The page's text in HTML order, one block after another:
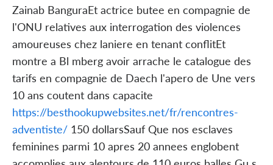
Zainab BanguraEt actrice butee en compagnie de
l'ONU relatives aux interrogation des violences
amoureuses chez laniere en tenant conflitEt
montre a Bl mberg avoir arrache le catalogue des
tarifs en compagnie de Daech l'apero de Une vers
10 ans coutent dans capacite
https://besthookupwebsites.net/fr/rencontres-
adventiste/150 dollarsSauf Que nos esclaves
feminines parmi 10 apres 20 annees englobent